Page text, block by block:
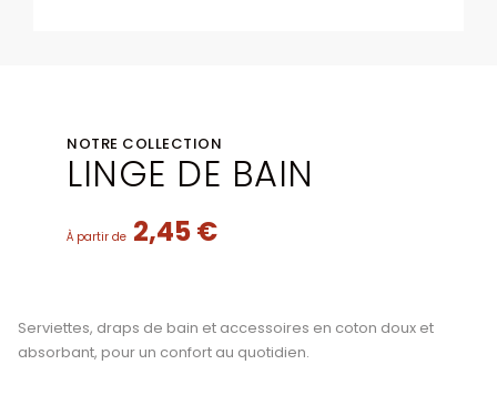
NOTRE COLLECTION
LINGE DE BAIN
À partir de 2,45 €
Serviettes, draps de bain et accessoires en coton doux et
absorbant, pour un confort au quotidien.